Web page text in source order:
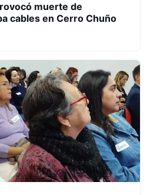
muerte de
cables en Cerro Chuño